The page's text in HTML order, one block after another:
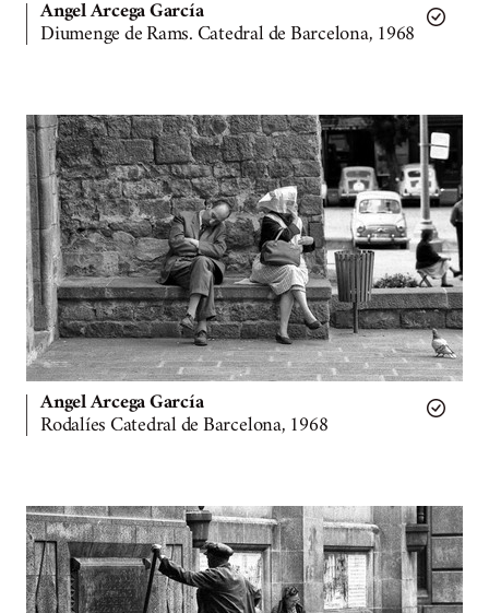
Angel Arcega García
Diumenge de Rams. Catedral de Barcelona, 1968
Angel Arcega García
Rodalíes Catedral de Barcelona, 1968